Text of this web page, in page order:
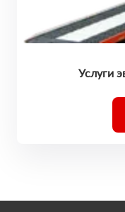
Услуги